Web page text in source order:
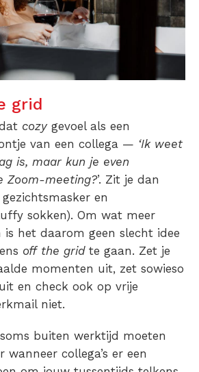
grid
cozygevoel als een
van een collega — ‘Ik weet
is, maar kun je even
Zoom-meeting?’. Zit je dan
en
sokken). Om wat meer
is het daarom geen slecht idee
off the gridte gaan. Zet je
momenten uit, zet sowieso
en check ook op vrije
niet.
buiten werktijd moeten
wanneer collega’s er een